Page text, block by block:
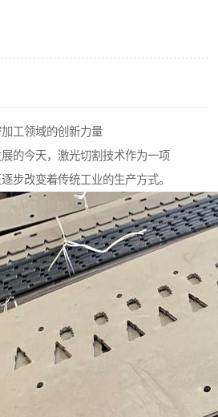
工领域的创新力量
的今天，激光切割技术作为一项
步改变着传统工业的生产方式。